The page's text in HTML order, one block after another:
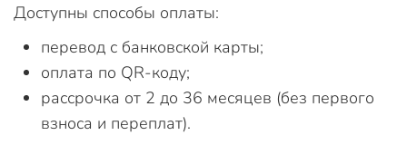
Доступны способы оплаты:
перевод с банковской карты;
оплата по QR-коду;
рассрочка от 2 до 36 месяцев (без первого
взноса и переплат).